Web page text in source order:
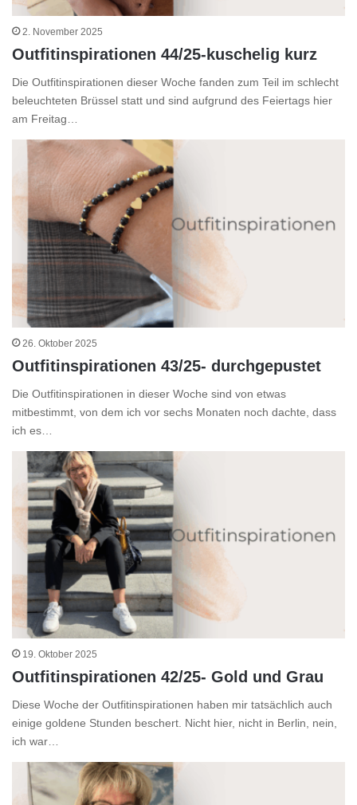
2. November 2025
Outfitinspirationen 44/25-kuschelig kurz
Die Outfitinspirationen dieser Woche fanden zum Teil im schlecht
beleuchteten Brüssel statt und sind aufgrund des Feiertags hier
am Freitag…
26. Oktober 2025
Outfitinspirationen 43/25- durchgepustet
Die Outfitinspirationen in dieser Woche sind von etwas
mitbestimmt, von dem ich vor sechs Monaten noch dachte, dass
ich es…
19. Oktober 2025
Outfitinspirationen 42/25- Gold und Grau
Diese Woche der Outfitinspirationen haben mir tatsächlich auch
einige goldene Stunden beschert. Nicht hier, nicht in Berlin, nein,
ich war…